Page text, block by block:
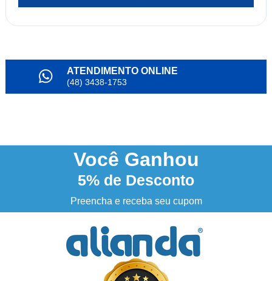
ATENDIMENTO ONLINE
(48) 3438-1753
NOSSO INSTAGRAM @alianda_oficial
3% DESCONTO à vista no boleto ou pix
Você Ganhou
5% de Desconto
Preencha e receba seu cupom